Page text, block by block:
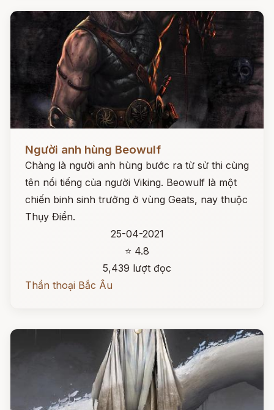
Người anh hùng Beowulf
Chàng là người anh hùng bước ra từ sử thi cùng
tên nổi tiếng của người Viking. Beowulf là một
chiến binh sinh trưởng ở vùng Geats, nay thuộc
Thụy Điển.
25-04-2021
⭐ 4.8
5,439 lượt đọc
Thần thoại Bắc Âu